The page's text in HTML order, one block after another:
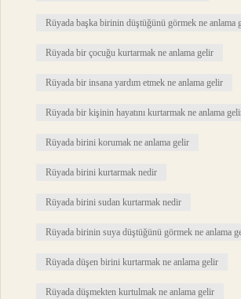
Rüyada başka birinin düştüğünü görmek ne anlama
Rüyada bir çocuğu kurtarmak ne anlama gelir
Rüyada bir insana yardım etmek ne anlama gelir
Rüyada bir kişinin hayatını kurtarmak ne anlama
Rüyada birini korumak ne anlama gelir
Rüyada birini kurtarmak nedir
Rüyada birini sudan kurtarmak nedir
Rüyada birinin suya düştüğünü görmek ne anlama
Rüyada düşen birini kurtarmak ne anlama gelir
Rüyada düşmekten kurtulmak ne anlama gelir